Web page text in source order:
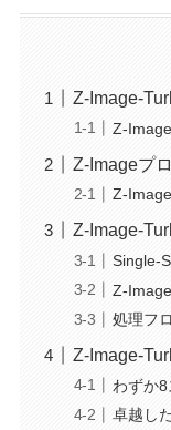
Z-Image-
Z-
Z-Imageプ
Z-
Z-Image-
Single-
Z-
処理フ
Z-Image-
わずか
卓越し